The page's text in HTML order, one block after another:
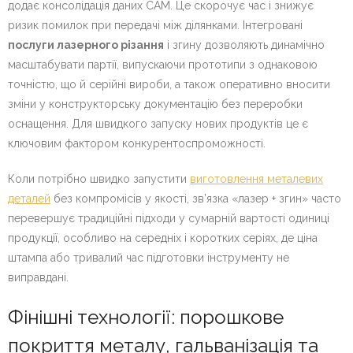
додає консолідація даних CAM. Це скорочує час і знижує
ризик помилок при передачі між ділянками. Інтегровані
послуги лазерного різання і згину дозволяють динамічно
масштабувати партії, випускаючи прототипи з однаковою
точністю, що й серійні вироби, а також оперативно вносити
зміни у конструкторську документацію без переробки
оснащення. Для швидкого запуску нових продуктів це є
ключовим фактором конкурентоспроможності.
Коли потрібно швидко запустити виготовлення металевих
деталей без компромісів у якості, зв’язка «лазер + згин» часто
перевершує традиційні підходи у сумарній вартості одиниці
продукції, особливо на середніх і коротких серіях, де ціна
штампа або тривалий час підготовки інструменту не
виправдані.
Фінішні технології: порошкове
покриття металу, гальванізація та